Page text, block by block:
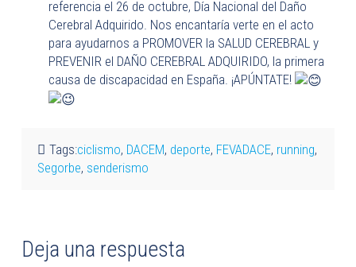
referencia el 26 de octubre, Día Nacional del Daño
Cerebral Adquirido. Nos encantaría verte en el acto
para ayudarnos a PROMOVER la SALUD CEREBRAL y
PREVENIR el DAÑO CEREBRAL ADQUIRIDO, la primera
causa de discapacidad en España. ¡APÚNTATE!
Tags:ciclismo, DACEM, deporte, FEVADACE, running,
Segorbe, senderismo
Deja una respuesta